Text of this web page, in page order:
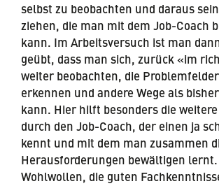
selbst zu beobachten und daraus
ziehen, die man mit dem Job-Coach
kann. Im Arbeitsversuch ist man
geübt, dass man sich, zurück «im
weiter beobachten, die
erkennen und andere Wege als
kann. Hier hilft besonders die
durch den Job-Coach, der einen ja
kennt und mit dem man zusammen
Herausforderungen bewältigen lernt.
Wohlwollen, die guten